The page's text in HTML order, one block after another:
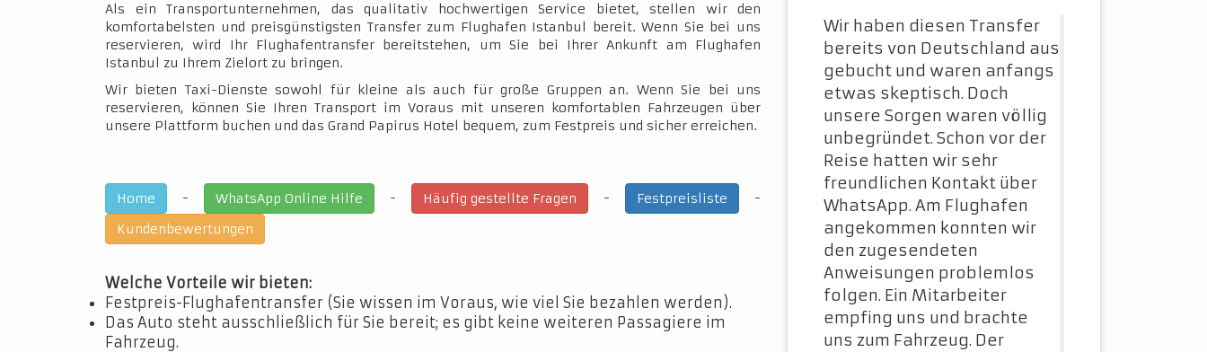
Als ein Transportunternehmen, das qualitativ hochwertigen Service bietet, stellen wir den
komfortabelsten und preisgünstigsten Transfer zum Flughafen Istanbul bereit. Wenn Sie bei uns
reservieren, wird Ihr Flughafentransfer bereitstehen, um Sie bei Ihrer Ankunft am Flughafen
Istanbul zu Ihrem Zielort zu bringen.
Wir bieten Taxi-Dienste sowohl für kleine als auch für große Gruppen an. Wenn Sie bei uns
reservieren, können Sie Ihren Transport im Voraus mit unseren komfortablen Fahrzeugen über
unsere Plattform buchen und das Grand Papirus Hotel bequem, zum Festpreis und sicher erreichen.
Home - WhatsApp Online Hilfe - Häufig gestellte Fragen - Festpreisliste
-
Kundenbewertungen
Welche Vorteile wir bieten:
Festpreis-Flughafentransfer (Sie wissen im Voraus, wie viel Sie bezahlen werden).
Das Auto steht ausschließlich für Sie bereit; es gibt keine weiteren Passagiere im
Fahrzeug.
Wir haben diesen Transfer
bereits von Deutschland aus
gebucht und waren anfangs
etwas skeptisch. Doch
unsere Sorgen waren völlig
unbegründet. Schon vor der
Reise hatten wir sehr
freundlichen Kontakt über
WhatsApp. Am Flughafen
angekommen konnten wir
den zugesendeten
Anweisungen problemlos
folgen. Ein Mitarbeiter
empfing uns und brachte
uns zum Fahrzeug. Der